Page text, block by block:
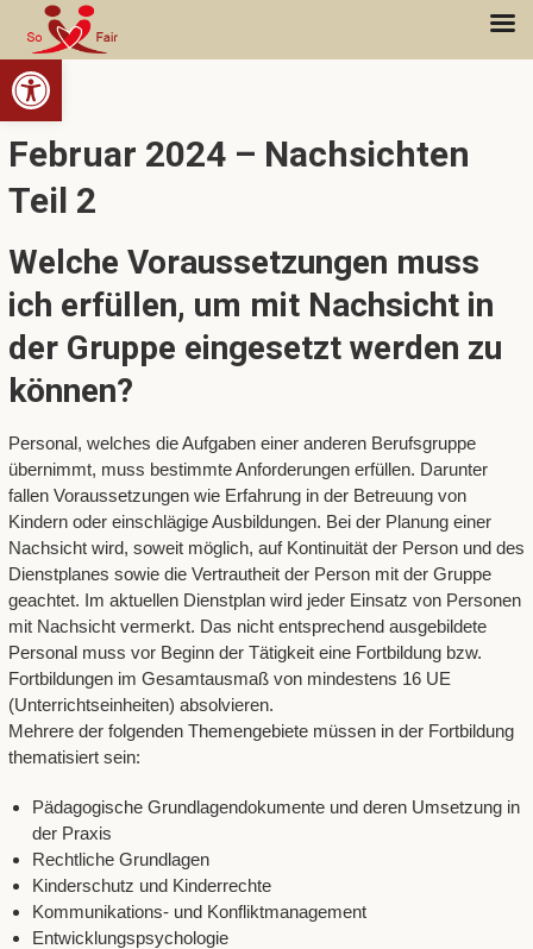
Open toolbar
Februar 2024 – Nachsichten
Teil 2
Welche Voraussetzungen muss
ich erfüllen, um mit Nachsicht in
der Gruppe eingesetzt werden zu
können?
Personal, welches die Aufgaben einer anderen Berufsgruppe
übernimmt, muss bestimmte Anforderungen erfüllen. Darunter
fallen Voraussetzungen wie Erfahrung in der Betreuung von
Kindern oder einschlägige Ausbildungen. Bei der Planung einer
Nachsicht wird, soweit möglich, auf Kontinuität der Person und des
Dienstplanes sowie die Vertrautheit der Person mit der Gruppe
geachtet. Im aktuellen Dienstplan wird jeder Einsatz von Personen
mit Nachsicht vermerkt. Das nicht entsprechend ausgebildete
Personal muss vor Beginn der Tätigkeit eine Fortbildung bzw.
Fortbildungen im Gesamtausmaß von mindestens 16 UE
(Unterrichtseinheiten) absolvieren.
Mehrere der folgenden Themengebiete müssen in der Fortbildung
thematisiert sein:
Pädagogische Grundlagendokumente und deren Umsetzung in
der Praxis
Rechtliche Grundlagen
Kinderschutz und Kinderrechte
Kommunikations- und Konfliktmanagement
Entwicklungspsychologie